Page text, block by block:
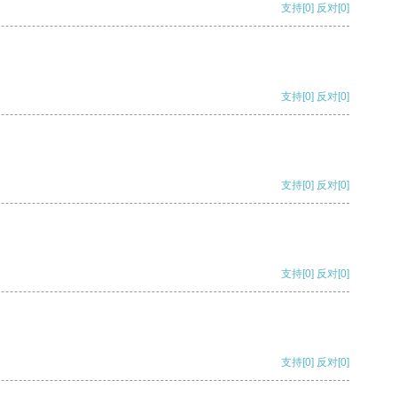
支持[0] 反对[0]
支持[0] 反对[0]
支持[0] 反对[0]
支持[0] 反对[0]
支持[0] 反对[0]